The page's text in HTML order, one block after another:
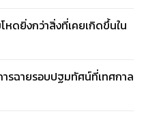
หดยิ่งกว่าสิ่งที่เคยเกิดขึ้นใน
รฉายรอบปฐมทัศน์ที่เทศกาล